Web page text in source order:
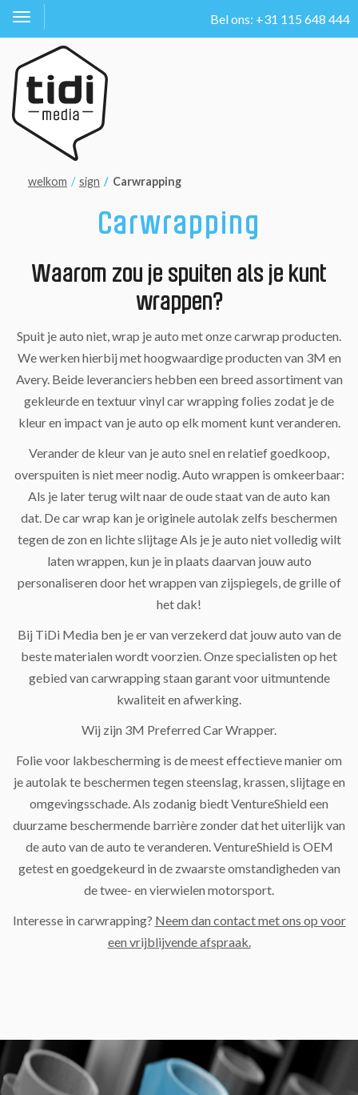
Toggle
navigation
Bel ons: +31 115 648 444
welkom sign Carwrapping
Carwrapping
Waarom zou je spuiten als je kunt
wrappen?
Spuit je auto niet, wrap je auto met onze carwrap producten.
We werken hierbij met hoogwaardige producten van 3M en
Avery. Beide leveranciers hebben een breed assortiment van
gekleurde en textuur vinyl car wrapping folies zodat je de
kleur en impact van je auto op elk moment kunt veranderen.
Verander de kleur van je auto snel en relatief goedkoop,
overspuiten is niet meer nodig. Auto wrappen is omkeerbaar:
Als je later terug wilt naar de oude staat van de auto kan
dat. De car wrap kan je originele autolak zelfs beschermen
tegen de zon en lichte slijtage Als je je auto niet volledig wilt
laten wrappen, kun je in plaats daarvan jouw auto
personaliseren door het wrappen van zijspiegels, de grille of
het dak!
Bij TiDi Media ben je er van verzekerd dat jouw auto van de
beste materialen wordt voorzien. Onze specialisten op het
gebied van carwrapping staan garant voor uitmuntende
kwaliteit en afwerking.
Wij zijn 3M Preferred Car Wrapper.
Folie voor lakbescherming is de meest effectieve manier om
je autolak te beschermen tegen steenslag, krassen, slijtage en
omgevingsschade. Als zodanig biedt VentureShield een
duurzame beschermende barrière zonder dat het uiterlijk van
de auto van de auto te veranderen. VentureShield is OEM
getest en goedgekeurd in de zwaarste omstandigheden van
de twee- en vierwielen motorsport.
Interesse in carwrapping? Neem dan contact met ons op voor
een vrijblijvende afspraak.